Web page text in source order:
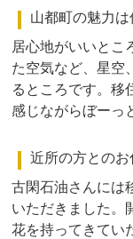
山都町の魅力
居心地がいいとこ
た空気など、星空
るところです。移
感じながらぼーっ
近所の方との
古閑石油さんには
いただきました。
花を持ってきてい